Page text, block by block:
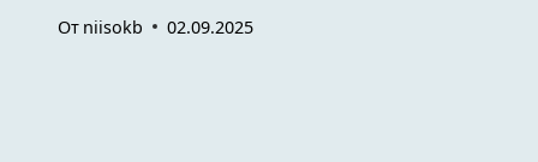
От niisokb 02.09.2025